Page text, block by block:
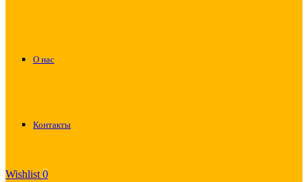
О нас
Контакты
Wishlist 0